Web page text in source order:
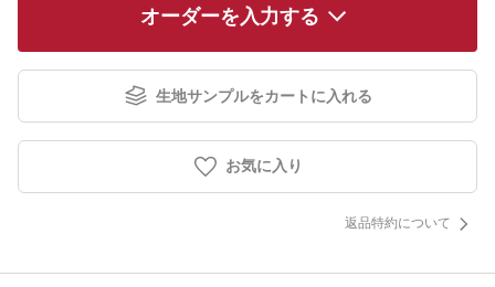
オーダーを入力する
生地サンプルをカートに入れる
お気に入り
返品特約について